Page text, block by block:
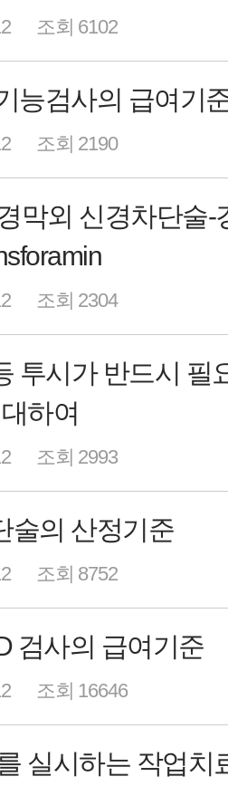
조회 6102
능검사의 급여기
조회 2190
막외 신경차단술-
조회 2304
투시가 반드시 필
하여
조회 2993
술의 산정기준
조회 8752
검사의 급여기준
조회 16646
실시하는 작업치